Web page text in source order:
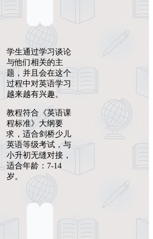
学生通过学习谈论
与他们相关的主
题，并且会在这个
过程中对英语学习
越来越有兴趣。
教程符合《英语课
程标准》大纲要
求，适合剑桥少儿
英语等级考试，与
小升初无缝对接，
适合年龄：7-14
岁。